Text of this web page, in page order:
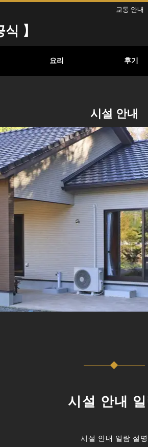
교통 안내
】
요리 후기
시설 안내
시설 안내
시설 안내 일람 설명